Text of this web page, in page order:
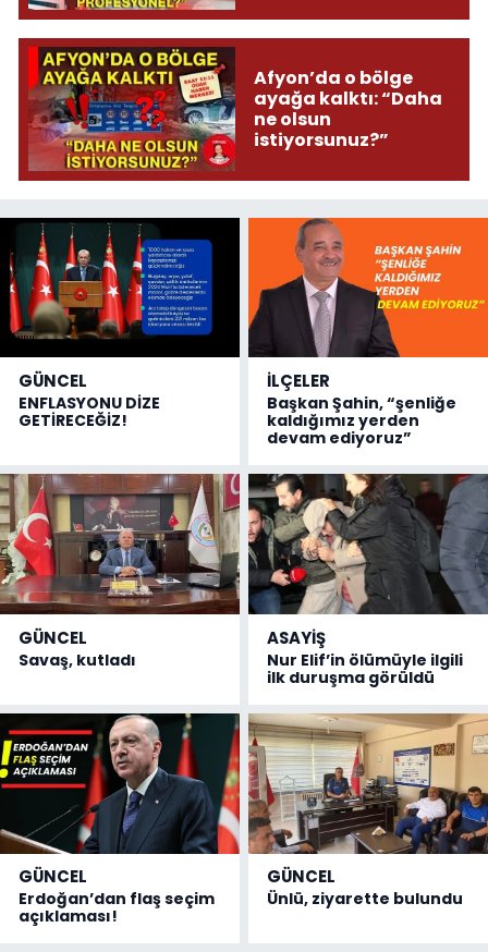
Afyon’da o bölge
ayağa kalktı: “Daha
ne olsun
istiyorsunuz?”
GÜNCEL
ENFLASYONU DİZE
GETİRECEĞİZ!
İLÇELER
Başkan Şahin, “şenliğe
kaldığımız yerden
devam ediyoruz”
GÜNCEL
Savaş, kutladı
ASAYİŞ
Nur Elif’in ölümüyle ilgili
ilk duruşma görüldü
GÜNCEL
Erdoğan’dan flaş seçim
açıklaması!
GÜNCEL
Ünlü, ziyarette bulundu